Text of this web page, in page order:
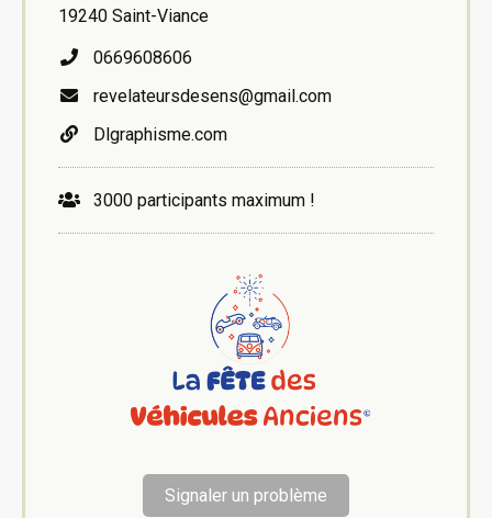
19240 Saint-Viance
0669608606
revelateursdesens@gmail.com
Dlgraphisme.com
3000 participants maximum !
Signaler un problème